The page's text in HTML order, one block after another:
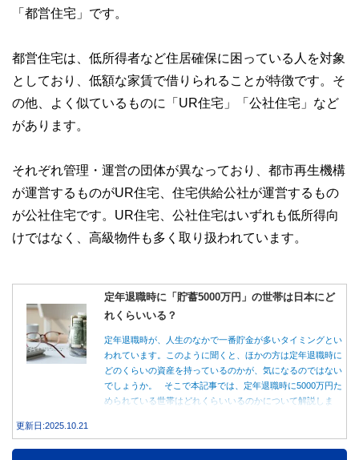
「都営住宅」です。
都営住宅は、低所得者など住居確保に困っている人を対象
としており、低額な家賃で借りられることが特徴です。そ
の他、よく似ているものに「UR住宅」「公社住宅」など
があります。
それぞれ管理・運営の団体が異なっており、都市再生機構
が運営するものがUR住宅、住宅供給公社が運営するもの
が公社住宅です。UR住宅、公社住宅はいずれも低所得向
けではなく、高級物件も多く取り扱われています。
定年退職時に「貯蓄5000万円」の世帯は日本にど
れくらいいる？
定年退職時が、人生のなかで一番貯金が多いタイミングとい
われています。このように聞くと、ほかの方は定年退職時に
どのくらいの資産を持っているのかが、気になるのではない
でしょうか。 そこで本記事では、定年退職時に5000万円た
められている世帯はどれくらいいるのかについて解説しま
更新日:2025.10.21